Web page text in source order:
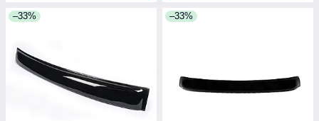
–33% –33%